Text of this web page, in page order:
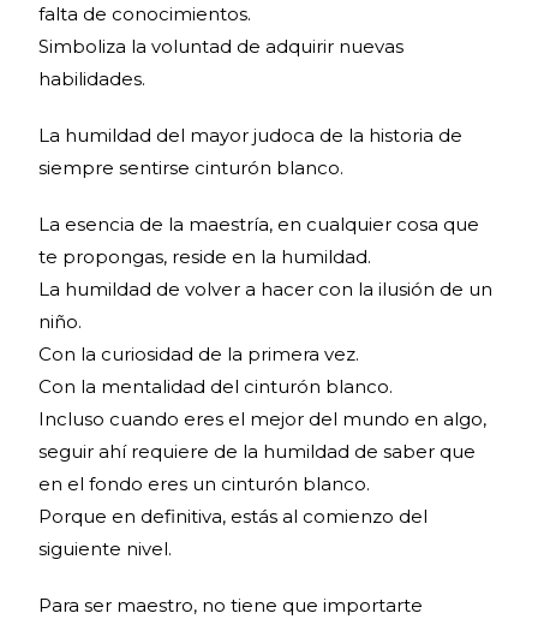
falta de conocimientos.
Simboliza la voluntad de adquirir nuevas
habilidades.
La humildad del mayor judoca de la historia de
siempre sentirse cinturón blanco.
La esencia de la maestría, en cualquier cosa que
te propongas, reside en la humildad.
La humildad de volver a hacer con la ilusión de un
niño.
Con la curiosidad de la primera vez.
Con la mentalidad del cinturón blanco.
Incluso cuando eres el mejor del mundo en algo,
seguir ahí requiere de la humildad de saber que
en el fondo eres un cinturón blanco.
Porque en definitiva, estás al comienzo del
siguiente nivel.
Para ser maestro, no tiene que importarte